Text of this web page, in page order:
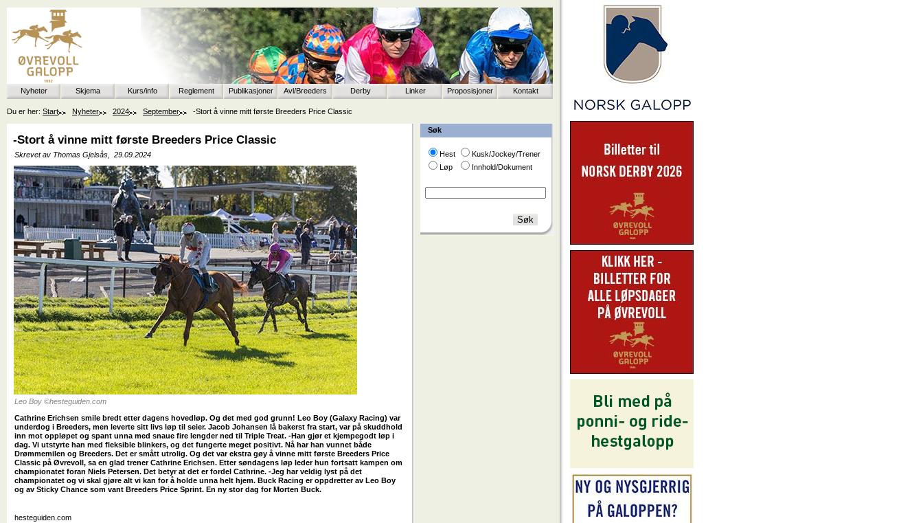
Nyheter Skjema Kurs/info Reglement Publikasjoner Avl/Breeders Derby Linker Proposisjoner Kontakt
Du er her: Start Nyheter 2024 September -Stort å vinne mitt første Breeders Price Classic
Søk
Hest
Kusk/Jockey/Trener
Løp
Innhold/Dokument
-Stort å vinne mitt første Breeders Price Classic
Skrevet av Thomas Gjelsås, 29.09.2024
Leo Boy ©hesteguiden.com
Cathrine Erichsen smile bredt etter dagens hovedløp. Og det med god grunn! Leo Boy (Galaxy Racing) var
underdog i Breeders, men leverte sitt livs løp til seier. Jacob Johansen lå bakerst fra start, var på skuddhold
inn mot oppløpet og spant unna med snaue fire lengder ned til Triple Treat. -Han gjør et kjempegodt løp i
dag. Vi utstyrte han med fleksible blinkers, og det fungerte meget positivt. Nå har han vunnet både
Drømmemilen og Breeders. Det er smått utrolig. Og det var ekstra gøy å vinne mitt første Breeders Price
Classic på Øvrevoll, sa en glad trener Cathrine Erichsen. Etter søndagens løp leder hun fortsatt kampen om
championatet foran Niels Petersen. Det betyr at det er fordel Cathrine. -Jeg har veldig lyst på det
championatet og vi skal gjøre alt vi kan for å holde unna helt hjem. Buck Racing er oppdretter av Leo Boy
og av Sticky Chance som vant Breeders Price Sprint. En ny stor dag for Morten Buck.
hesteguiden.com